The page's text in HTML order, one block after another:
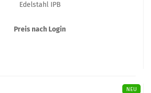
Edelstahl IPB
Preis nach Login
NEU